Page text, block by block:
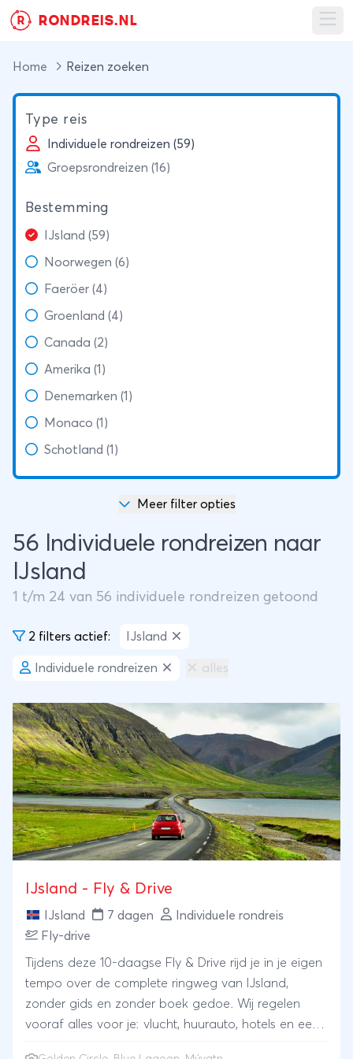
R RONDREIS.NL
Home Reizen zoeken
Type reis
Individuele rondreizen (59)
Groepsrondreizen (16)
Bestemming
IJsland (59)
Noorwegen (6)
Faeröer (4)
Groenland (4)
Canada (2)
Amerika (1)
Denemarken (1)
Monaco (1)
Schotland (1)
Meer filter opties
56 Individuele rondreizen naar
IJsland
1 t/m 24 van 56 individuele rondreizen getoond
2 filters actief: IJsland
Individuele rondreizen alles
IJsland - Fly & Drive
IJsland 7 dagen
Individuele rondreis
Fly-drive
Tijdens deze 10-daagse Fly & Drive rijd je in je eigen
tempo over de complete ringweg van IJsland,
zonder gids en zonder boek gedoe. Wij regelen
vooraf alles voor je: vlucht, huurauto, hotels en een